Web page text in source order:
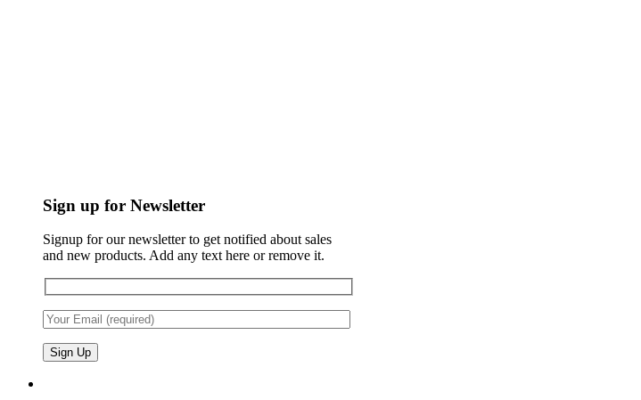
Sign up for Newsletter
Signup for our newsletter to get notified about sales
and new products. Add any text here or remove it.